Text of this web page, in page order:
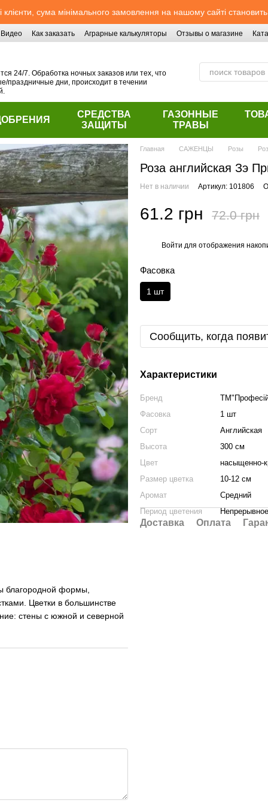
клієнти, сума мінімального замовлення на нашому сайті
Видео Как заказать Аграрные калькуляторы Отзывы о магазине
24/7. Обработка ночных заказов или тех, что
дни, происходит в течении
СРЕДСТВА
ЗАЩИТЫ
ГАЗОННЫЕ
ТРАВЫ
благородной формы,
Цветки в большинстве
стены с южной и северной
Главная САЖЕНЦЫ Розы
Роза английская Зэ
Нет в наличии Артикул: 101806
61.2 грн 72.0 грн
Войти для отображения
Фасовка
1 шт
Сообщить, когда
Характеристики
Бренд
Фасовка
1 шт
Сорт
Английская
Высота
300 см
Цвет
насыщенно-
Размер цветка
10-12 см
Аромат
Средний
Период цветения
Непрерывное
Доставка Оплата